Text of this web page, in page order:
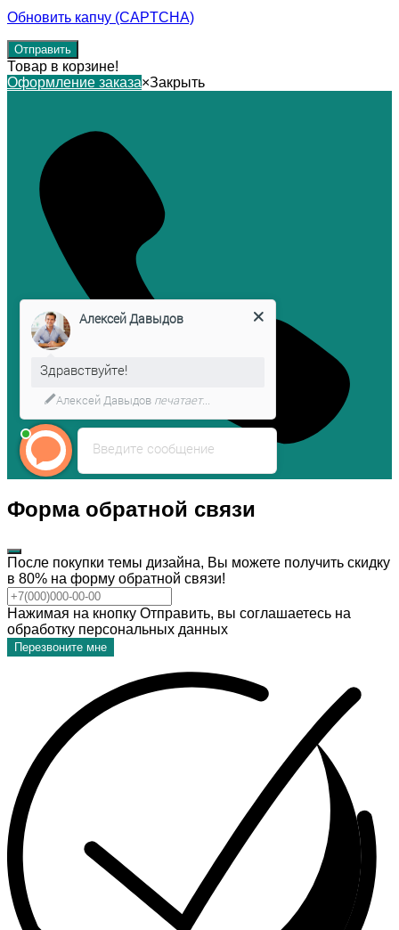
Обновить капчу (CAPTCHA)
Товар в корзине!
Оформление заказа×Закрыть
Форма обратной связи
После покупки темы дизайна, Вы можете получить скидку
в 80% на форму обратной связи!
Нажимая на кнопку Отправить, вы соглашаетесь на
обработку персональных данных
Перезвоните мне
Введите сообщение
Алексей Давыдов
Здравствуйте!
Алексей Давыдов печатает...